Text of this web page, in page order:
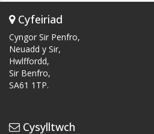
Cyfeiriad
Cyngor Sir Penfro,
Neuadd y Sir,
Hwlffordd,
Sir Benfro,
SA61 1TP.
Cysylltwch